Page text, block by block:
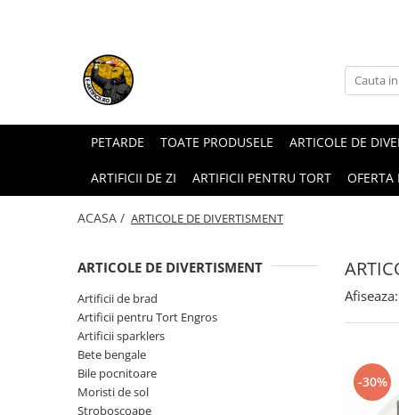
ARTICOLE DE DIVERTISMENT
FUMIGENE COLORATE
Torte de stadion
GENDER REVEAL
Fumigene colorate gender reveal
Artificii gender reveal
Baloane gender reveal
Confetti / Pudra colorata gender
ARTICOLE DE PETRECERE
Artificii de tort
Artificii sparklers
Artificii Tort Engros
PETARDE TOATE PRODUSELE ARTICOLE DE
ARTIFICII DE ZI ARTIFICII PENTRU TORT OFERTA
ACASA / ARTICOLE DE DIVERTISMENT
ARTICOLE DE DIVERTISMENT
Artificii de brad
Artificii pentru Tort Engros
Artificii sparklers
Bete bengale
Bile pocnitoare
Moristi de sol
Stroboscoape
Afiseaza:
-30%